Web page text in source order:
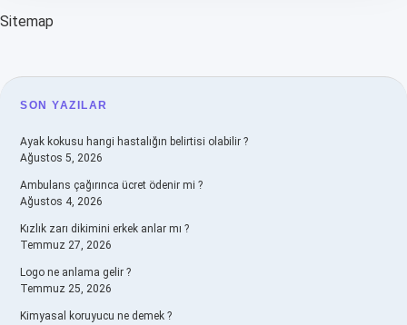
Sitemap
SIDEBAR
SON YAZILAR
Ayak kokusu hangi hastalığın belirtisi olabilir ?
Ağustos 5, 2026
Ambulans çağırınca ücret ödenir mi ?
Ağustos 4, 2026
Kızlık zarı dikimini erkek anlar mı ?
Temmuz 27, 2026
Logo ne anlama gelir ?
Temmuz 25, 2026
Kimyasal koruyucu ne demek ?